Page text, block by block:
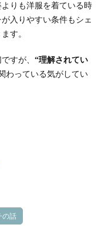
りも洋服を着ている時
入りやすい条件もシェ
す。
すが、 “理解されてい
わっている気がしてい
の話